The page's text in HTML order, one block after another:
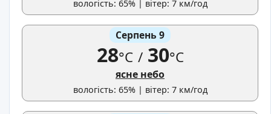
вологість: 65% | вітер: 7 км/год
Серпень 9
28°C /30°C
ясне небо
вологість: 65% | вітер: 7 км/год